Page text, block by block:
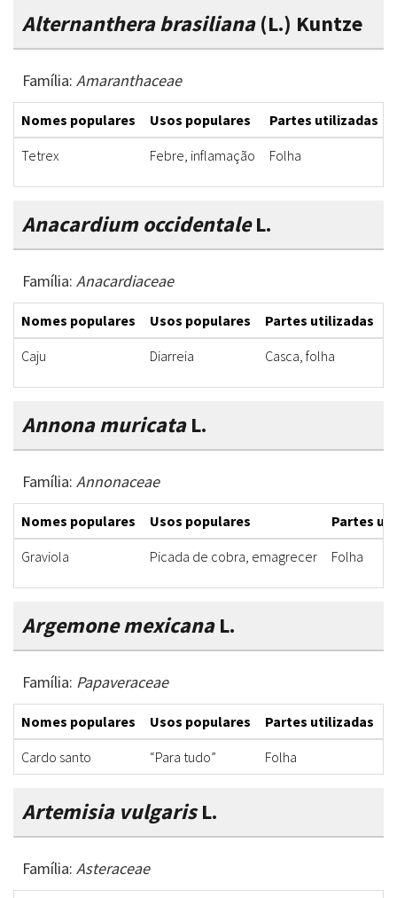
Alternanthera brasiliana(L.) Kuntze
Família: Amaranthaceae
Nomes populares Usos populares Partes utilizadas
Tetrex
Febre, inflamação Folha
Anacardium occidentaleL.
Família: Anacardiaceae
Nomes populares Usos populares Partes utilizadas
Caju
Diarreia Casca, folha
Annona muricataL.
Família: Annonaceae
Nomes populares Usos populares
Partes
Graviola
Picada de cobra, emagrecer Folha
Argemone mexicanaL.
Família: Papaveraceae
Nomes populares Usos populares Partes utilizadas
Cardo santo
“Para tudo” Folha
Artemisia vulgarisL.
Família: Asteraceae